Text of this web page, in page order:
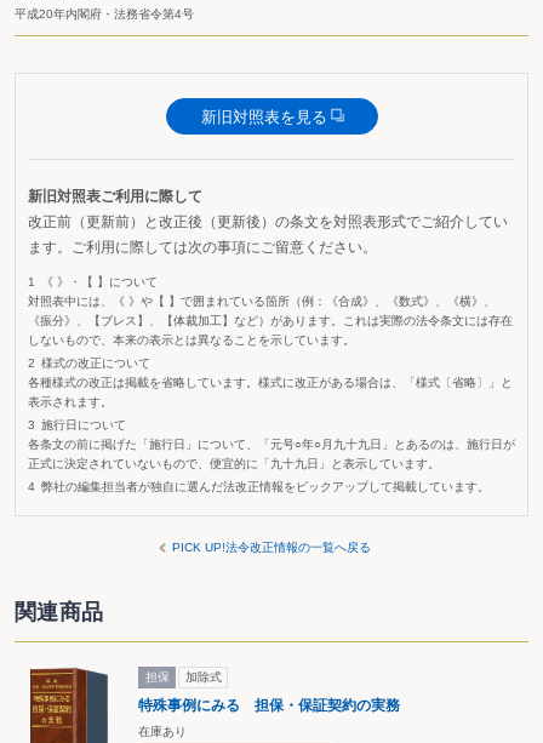
平成20年内閣府・法務省令第4号
新旧対照表を見る
新旧対照表ご利用に際して
改正前（更新前）と改正後（更新後）の条文を対照表形式でご紹介してい
ます。ご利用に際しては次の事項にご留意ください。
《 》・【 】について
対照表中には、《 》や【 】で囲まれている箇所（例：《合成》、《数式》、《横》、
《振分》、【ブレス】、【体裁加工】など）があります。これは実際の法令条文には存在
しないもので、本来の表示とは異なることを示しています。
様式の改正について
各種様式の改正は掲載を省略しています。様式に改正がある場合は、「様式〔省略〕」と
表示されます。
施行日について
各条文の前に掲げた「施行日」について、「元号○年○月九十九日」とあるのは、施行日が
正式に決定されていないもので、便宜的に「九十九日」と表示しています。
弊社の編集担当者が独自に選んだ法改正情報をピックアップして掲載しています。
PICK UP!法令改正情報の一覧へ戻る
関連商品
担保 加除式
特殊事例にみる 担保・保証契約の実務
在庫あり